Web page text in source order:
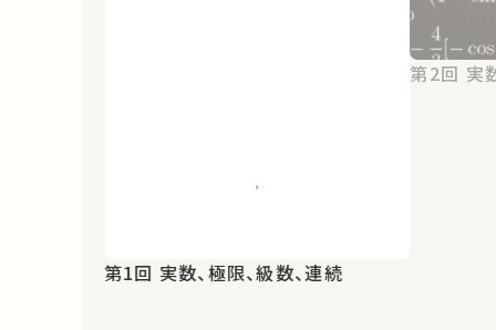
第1回 実数、極限、級数、連続
第2